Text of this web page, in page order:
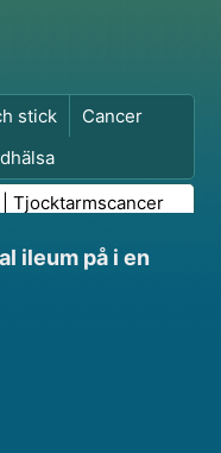
stick
Cancer
Tjocktarmscancer
ileum på i en